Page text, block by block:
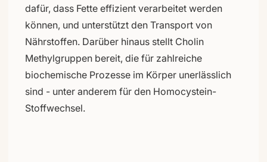
dafür, dass Fette effizient verarbeitet werden
können, und unterstützt den Transport von
Nährstoffen. Darüber hinaus stellt Cholin
Methylgruppen bereit, die für zahlreiche
biochemische Prozesse im Körper unerlässlich
sind - unter anderem für den Homocystein-
Stoffwechsel.